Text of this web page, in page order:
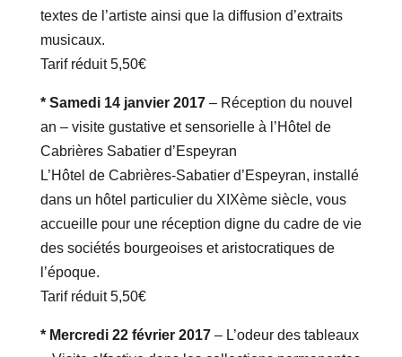
textes de l’artiste ainsi que la diffusion d’extraits
musicaux.
Tarif réduit 5,50€
* Samedi 14 janvier 2017– Réception du nouvel
an – visite gustative et sensorielle à l’Hôtel de
Cabrières Sabatier d’Espeyran
L’Hôtel de Cabrières-Sabatier d’Espeyran, installé
dans un hôtel particulier du XIXème siècle, vous
accueille pour une réception digne du cadre de vie
des sociétés bourgeoises et aristocratiques de
l’époque.
Tarif réduit 5,50€
* Mercredi 22 février 2017– L’odeur des tableaux